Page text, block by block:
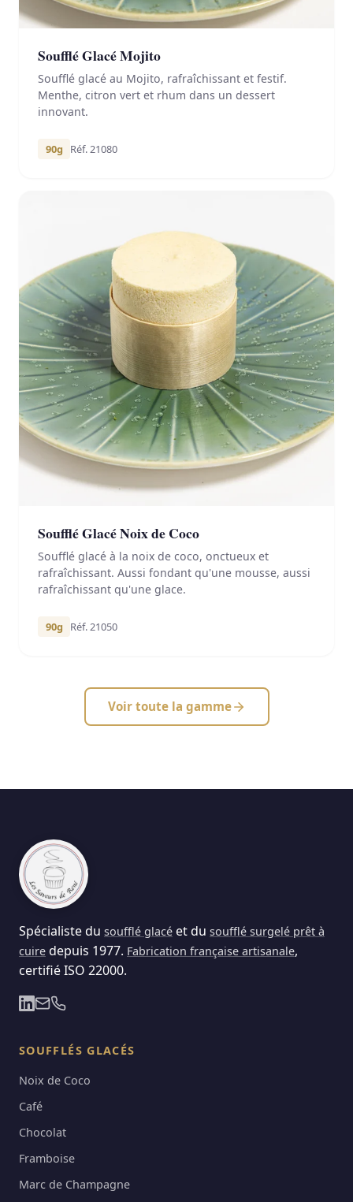
Soufflé Glacé Mojito
Soufflé glacé au Mojito, rafraîchissant et festif.
Menthe, citron vert et rhum dans un dessert
innovant.
90g Réf. 21080
Soufflé Glacé Noix de Coco
Soufflé glacé à la noix de coco, onctueux et
rafraîchissant. Aussi fondant qu'une mousse, aussi
rafraîchissant qu'une glace.
90g Réf. 21050
Voir toute la gamme
Spécialiste du soufflé glacé et du soufflé surgelé prêt à
cuire depuis 1977. Fabrication française artisanale,
certifié ISO 22000.
SOUFFLÉS GLACÉS
Noix de Coco
Café
Chocolat
Framboise
Marc de Champagne